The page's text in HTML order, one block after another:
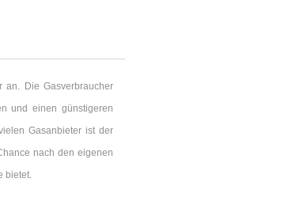
an. Die Gasverbraucher
und einen günstigeren
Gasanbieter ist der
nach den eigenen
bietet.